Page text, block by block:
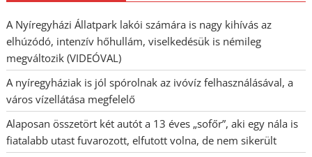
A Nyíregyházi Állatpark lakói számára is nagy kihívás az
elhúzódó, intenzív hőhullám, viselkedésük is némileg
megváltozik (VIDEÓVAL)
A nyíregyháziak is jól spórolnak az ivóvíz felhasználásával, a
város vízellátása megfelelő
Alaposan összetört két autót a 13 éves „sofőr”, aki egy nála is
fiatalabb utast fuvarozott, elfutott volna, de nem sikerült